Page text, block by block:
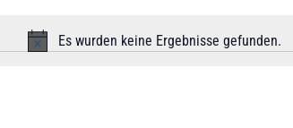
Hinweis
Es wurden keine Ergebnisse gefunden.